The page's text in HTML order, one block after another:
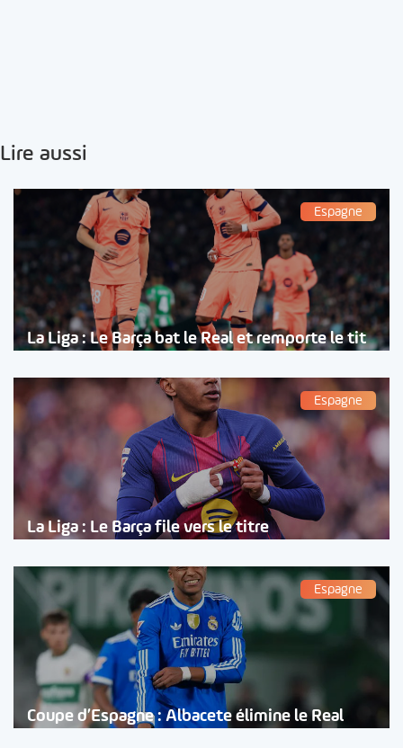
Lire aussi
Espagne
La Liga : Le Barça bat le Real et remporte le tit
Espagne
La Liga : Le Barça file vers le titre
Espagne
Coupe d’Espagne : Albacete élimine le Real